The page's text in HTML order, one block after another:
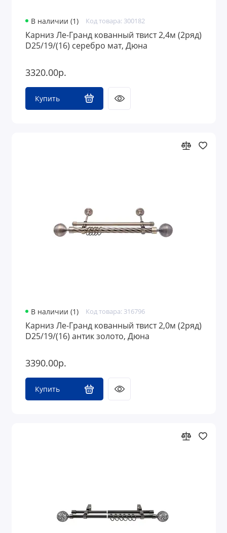
В наличии (1) Код товара: 300182
Карниз Ле-Гранд кованный твист 2,4м (2ряд)
D25/19/(16) серебро мат, Дюна
3320.00р.
Купить
В наличии (1) Код товара: 316796
Карниз Ле-Гранд кованный твист 2,0м (2ряд)
D25/19/(16) антик золото, Дюна
3390.00р.
Купить